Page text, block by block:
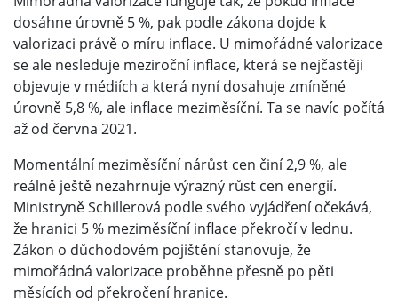
dosáhne úrovně 5 %, pak podle zákona dojde k
valorizaci právě o míru inflace. U mimořádné valorizace
se ale nesleduje meziroční inflace, která se nejčastěji
objevuje v médiích a která nyní dosahuje zmíněné
úrovně 5,8 %, ale inflace meziměsíční. Ta se navíc počítá
až od června 2021.
Momentální meziměsíční nárůst cen činí 2,9 %, ale
reálně ještě nezahrnuje výrazný růst cen energií.
Ministryně Schillerová podle svého vyjádření očekává,
že hranici 5 % meziměsíční inflace překročí v lednu.
Zákon o důchodovém pojištění stanovuje, že
mimořádná valorizace proběhne přesně po pěti
měsících od překročení hranice.